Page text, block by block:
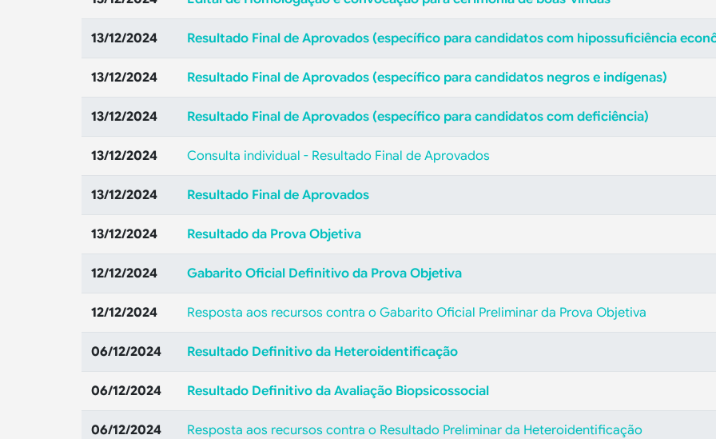
13/12/2024 Resultado Final de Aprovados (específico para candidatos com hipossuficiência
13/12/2024 Resultado Final de Aprovados (específico para candidatos negros e indígenas)
13/12/2024 Resultado Final de Aprovados (específico para candidatos com deficiência)
13/12/2024 Consulta individual - Resultado Final de Aprovados
13/12/2024 Resultado Final de Aprovados
13/12/2024 Resultado da Prova Objetiva
12/12/2024 Gabarito Oficial Definitivo da Prova Objetiva
12/12/2024 Resposta aos recursos contra o Gabarito Oficial Preliminar da Prova Objetiva
06/12/2024 Resultado Definitivo da Heteroidentificação
06/12/2024 Resultado Definitivo da Avaliação Biopsicossocial
06/12/2024 Resposta aos recursos contra o Resultado Preliminar da Heteroidentificação